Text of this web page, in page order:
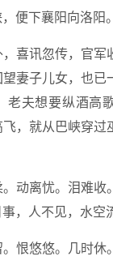
便下襄阳向洛阳。
喜讯忽传，官军
妻子儿女，也已
老夫想要纵酒高
，就从巴峡穿过
动离忧。泪难收
，人不见，水空
恨悠悠。几时休